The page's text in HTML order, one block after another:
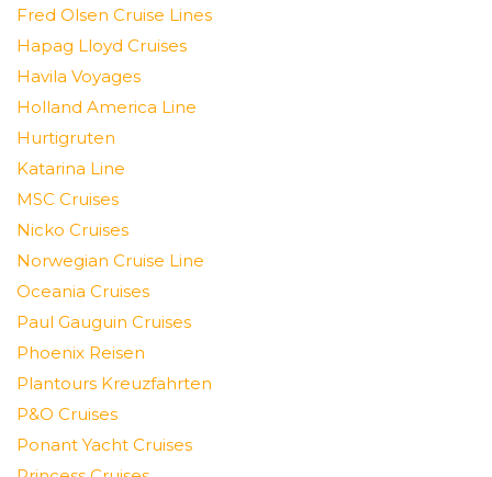
Fred Olsen Cruise Lines
Hapag Lloyd Cruises
Havila Voyages
Holland America Line
Hurtigruten
Katarina Line
MSC Cruises
Nicko Cruises
Norwegian Cruise Line
Oceania Cruises
Paul Gauguin Cruises
Phoenix Reisen
Plantours Kreuzfahrten
P&O Cruises
Ponant Yacht Cruises